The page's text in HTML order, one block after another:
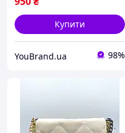
Купити
YouBrand.ua 98%